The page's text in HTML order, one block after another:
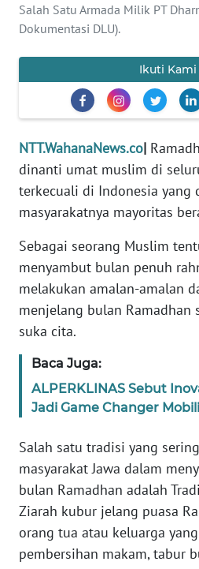
Salah Satu Armada Milik PT
Dokumentasi DLU).
Ikuti Kami
NTT.WahanaNews.co|
dinanti umat muslim di
terkecuali di Indonesia yang
masyarakatnya mayoritas
Sebagai seorang Muslim
menyambut bulan penuh
melakukan amalan-amalan
menjelang bulan Ramadhan
suka cita.
Baca Juga:
ALPERKLINAS Sebut
Jadi Game Changer
Salah satu tradisi yang
masyarakat Jawa dalam
bulan Ramadhan adalah
Ziarah kubur jelang puasa
orang tua atau keluarga
pembersihan makam, tabur
INFO
IKLAN
MEDIA
SIBER
REDAKSI
KARIR
DISCLAIMER
Wahana
Regional
WN
JAKARTA
WN
JABAR